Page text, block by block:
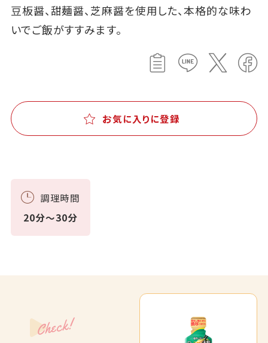
豆板醤、甜麺醤、芝麻醤を使用した、本格的な味わ
いでご飯がすすみます。
お気に入りに登録
調理時間
20分～30分
Check!